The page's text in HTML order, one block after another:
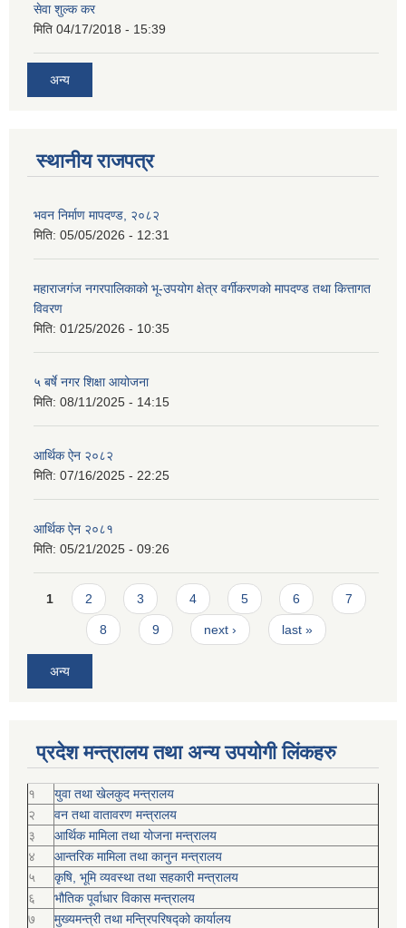
सेवा शुल्क कर
मिति 04/17/2018 - 15:39
अन्य
स्थानीय राजपत्र
भवन निर्माण मापदण्ड, २०८२
मिति: 05/05/2026 - 12:31
महाराजगंज नगरपालिकाको भू-उपयोग क्षेत्र वर्गीकरणको मापदण्ड तथा कित्तागत
विवरण
मिति: 01/25/2026 - 10:35
५ बर्षे नगर शिक्षा आयोजना
मिति: 08/11/2025 - 14:15
आर्थिक ऐन २०८२
मिति: 07/16/2025 - 22:25
आर्थिक ऐन २०८१
मिति: 05/21/2025 - 09:26
Pages
1 2 3 4 5 6 7
8 9 next › last »
अन्य
प्रदेश मन्त्रालय तथा अन्य उपयोगी लिंकहरु
१
युवा तथा खेलकुद मन्त्रालय
२
वन तथा वातावरण मन्त्रालय
३
आर्थिक मामिला तथा योजना मन्त्रालय
४
आन्तरिक मामिला तथा कानुन मन्त्रालय
५
कृषि, भूमि व्यवस्था तथा सहकारी मन्त्रालय
६
भौतिक पूर्वाधार विकास मन्त्रालय
७
मुख्यमन्त्री तथा मन्त्रिपरिषद्को कार्यालय